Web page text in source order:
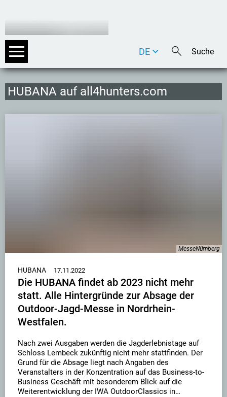
DE
EN
HUBANA auf all4hunters.com
MesseNürnberg
HUBANA 17.11.2022
Die HUBANA findet ab 2023 nicht mehr
statt. Alle Hintergründe zur Absage der
Outdoor-Jagd-Messe in Nordrhein-
Westfalen.
Nach zwei Ausgaben werden die Jagderlebnistage auf
Schloss Lembeck zukünftig nicht mehr stattfinden. Der
Grund für die Absage liegt nach Angaben des
Veranstalters in der Konzentration auf das Business-to-
Business Geschäft mit besonderem Blick auf die
Weiterentwicklung der IWA OutdoorClassics in